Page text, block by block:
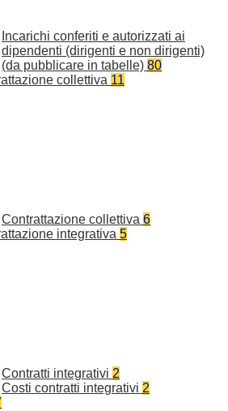
Incarichi conferiti e autorizzati ai
dipendenti (dirigenti e non dirigenti)
(da pubblicare in tabelle) 80
collettiva 11
Contrattazione collettiva 6
integrativa 5
Contratti integrativi 2
Costi contratti integrativi 2